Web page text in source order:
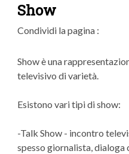
Show
Condividi la pagina :
Show è una
televisivo di varietà.
Esistono vari tipi di show:
-Talk Show - incontro
spesso giornalista,